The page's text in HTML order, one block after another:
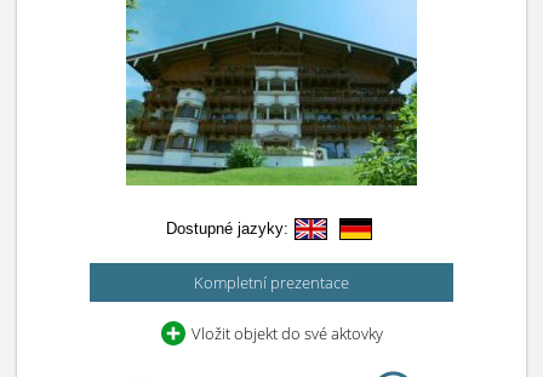
Dostupné jazyky:
Kompletní prezentace
Vložit objekt do své aktovky